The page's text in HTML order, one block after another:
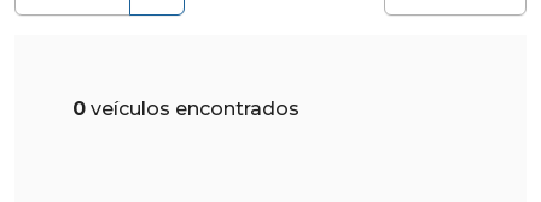
0 veículos encontrados